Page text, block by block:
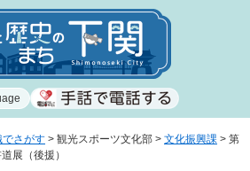
でさがす > 観光スポーツ文化部 > 文化振興課 > 第
展（後援）